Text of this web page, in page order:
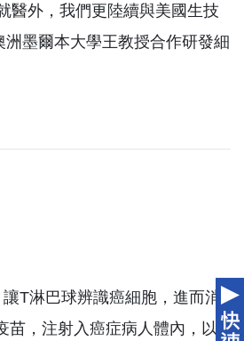
醫外，我們更陸續與美國生技
墨爾本大學王教授合作研發細
T淋巴球辨識癌細胞，進而消
苗，注射入癌症病人體內，以